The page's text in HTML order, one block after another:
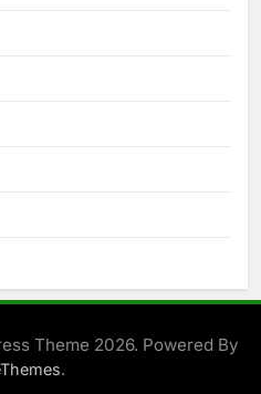
Theme 2026. Powered By
.